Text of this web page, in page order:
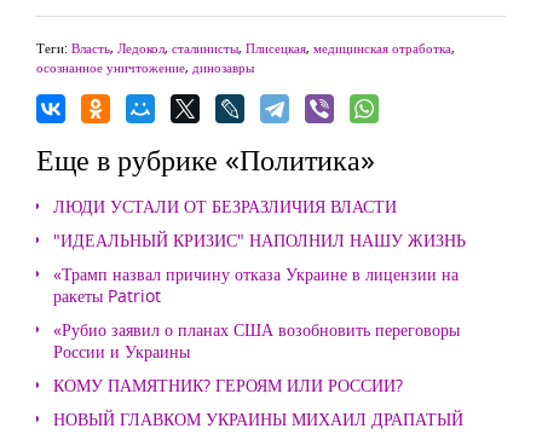
Теги: Власть, Ледокол, сталинисты, Плисецкая, медицинская отработка,
осознанное уничтожение, динозавры
Еще в рубрике «Политика»
ЛЮДИ УСТАЛИ ОТ БЕЗРАЗЛИЧИЯ ВЛАСТИ
"ИДЕАЛЬНЫЙ КРИЗИС" НАПОЛНИЛ НАШУ ЖИЗНЬ
«Трамп назвал причину отказа Украине в лицензии на
ракеты Patriot
«Рубио заявил о планах США возобновить переговоры
России и Украины
КОМУ ПАМЯТНИК? ГЕРОЯМ ИЛИ РОССИИ?
НОВЫЙ ГЛАВКОМ УКРАИНЫ МИХАИЛ ДРАПАТЫЙ